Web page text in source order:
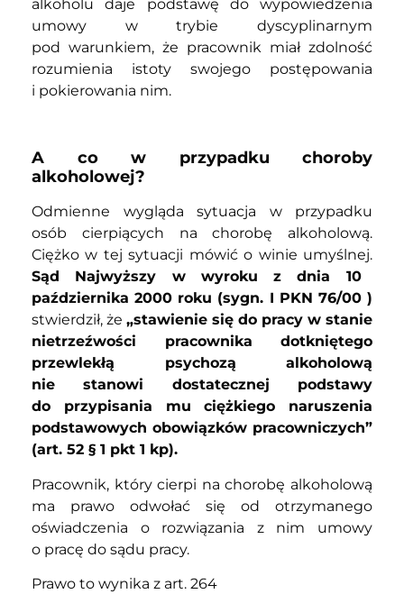
alkoholu daje podstawę do wypowiedzenia
umowy w trybie dyscyplinarnym
pod warunkiem, że pracownik miał zdolność
rozumienia istoty swojego postępowania
i pokierowania nim.
A co w przypadku choroby
alkoholowej?
Odmienne wygląda sytuacja w przypadku
osób cierpiących na chorobę alkoholową.
Ciężko w tej sytuacji mówić o winie umyślnej.
Sąd Najwyższy w wyroku z dnia 10
października 2000 roku (sygn. I PKN 76/00 )
stwierdził, że „stawienie się do pracy w stanie
nietrzeźwości pracownika dotkniętego
przewlekłą psychozą alkoholową
nie stanowi dostatecznej podstawy
do przypisania mu ciężkiego naruszenia
podstawowych obowiązków pracowniczych”
(art. 52 § 1 pkt 1 kp).
Pracownik, który cierpi na chorobę alkoholową
ma prawo odwołać się od otrzymanego
oświadczenia o rozwiązania z nim umowy
o pracę do sądu pracy.
Prawo to wynika z art. 264